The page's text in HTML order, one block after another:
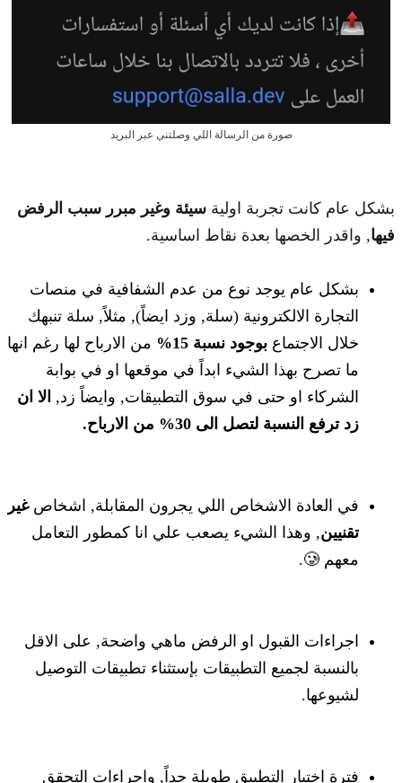
صورة من الرسالة اللي وصلتني عبر البريد
بشكل عام كانت تجربة اولية سيئة وغير مبرر سبب الرفض
فيها, واقدر الخصها بعدة نقاط اساسية.
بشكل عام يوجد نوع من عدم الشفافية في منصات
التجارة الالكترونية (سلة, وزد ايضاً), مثلاً, سلة تنبهك
خلال الاجتماع بوجود نسبة 15%
من الارباح لها رغم انها
ما تصرح بهذا الشيء ابداً في موقعها او في بوابة
الشركاء او حتى في سوق التطبيقات, وايضاً زد, الا ان
زد ترفع النسبة لتصل الى 30% من الارباح.
في العادة الاشخاص اللي يجرون المقابلة, اشخاصغير
تقنيين, وهذا الشيء يصعب علي انا كمطور التعامل
معهم 🥲.
اجراءات القبول او الرفض ماهي واضحة, على الاقل
بالنسبة لجميع التطبيقات بإستثناء تطبيقات التوصيل
لشيوعها.
فترة اختبار التطبيق طويلة جداً, واجراءات التحقق